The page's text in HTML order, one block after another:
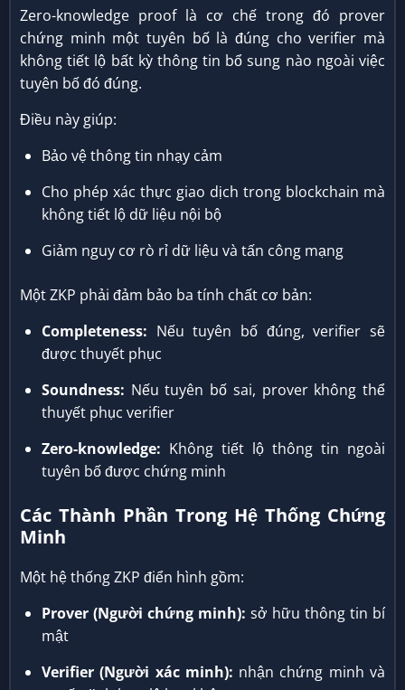
Zero-knowledge proof là cơ chế trong đó prover
chứng minh một tuyên bố là đúng cho verifier mà
không tiết lộ bất kỳ thông tin bổ sung nào ngoài việc
tuyên bố đó đúng.
Điều này giúp:
Bảo vệ thông tin nhạy cảm
Cho phép xác thực giao dịch trong blockchain mà
không tiết lộ dữ liệu nội bộ
Giảm nguy cơ rò rỉ dữ liệu và tấn công mạng
Một ZKP phải đảm bảo ba tính chất cơ bản:
Completeness: Nếu tuyên bố đúng, verifier sẽ
được thuyết phục
Soundness: Nếu tuyên bố sai, prover không thể
thuyết phục verifier
Zero-knowledge: Không tiết lộ thông tin ngoài
tuyên bố được chứng minh
Các Thành Phần Trong Hệ Thống Chứng
Minh
Một hệ thống ZKP điển hình gồm:
Prover (Người chứng minh): sở hữu thông tin bí
mật
Verifier (Người xác minh): nhận chứng minh và